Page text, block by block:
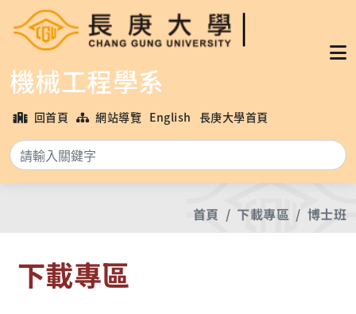
機械工程學系
回首頁 網站導覽 English 長庚大學首頁
搜尋
首頁 下載專區 博士班
下載專區